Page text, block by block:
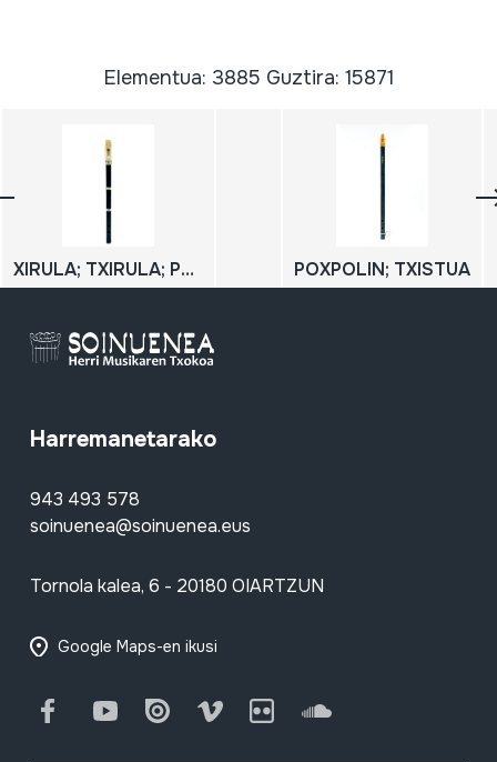
Elementua: 3885 Guztira: 15871
XIRULA; TXIRULA; POXPOLIN TXIKIA POXPOLIN; TXISTUA
Harremanetarako
943 493 578
soinuenea@soinuenea.eus
Tornola kalea, 6 - 20180 OIARTZUN
Google Maps-en ikusi
FacebookYoutube Issuu Vimeo Flickr SoundCloud